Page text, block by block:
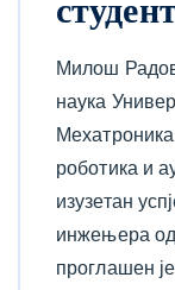
Милош
наука
роботика и
изузетан
инжењера
проглашен